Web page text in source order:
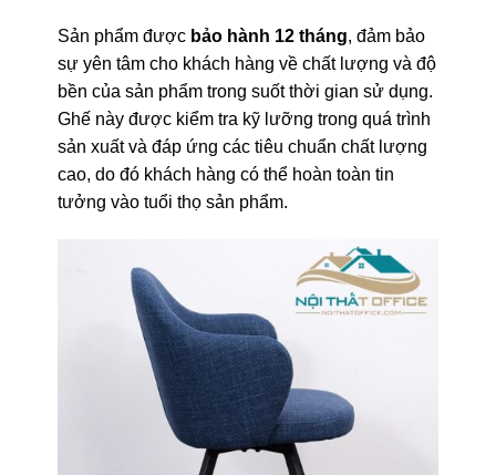
Sản phẩm được bảo hành 12 tháng, đảm bảo
sự yên tâm cho khách hàng về chất lượng và độ
bền của sản phẩm trong suốt thời gian sử dụng.
Ghế này được kiểm tra kỹ lưỡng trong quá trình
sản xuất và đáp ứng các tiêu chuẩn chất lượng
cao, do đó khách hàng có thể hoàn toàn tin
tưởng vào tuổi thọ sản phẩm.